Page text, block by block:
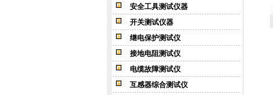
安全工具测试仪器
开关测试仪器
继电保护测试仪
接地电阻测试仪
电缆故障测试仪
互感器综合测试仪